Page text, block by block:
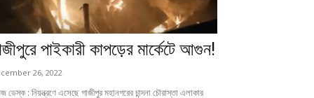
পাইকারী কাপড়ের মার্কেটে আগুন!
26, 2022
ডেস্ক : নিয়ন্ত্রণে এসেছে গাজীপুর মহানগরের চান্দনা চৌরাস্তা এলাকার